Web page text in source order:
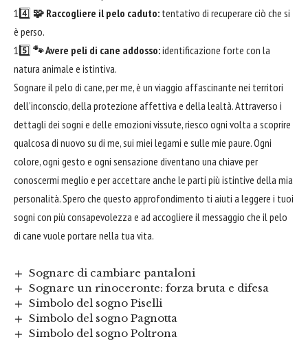
14️⃣ 🧩 Raccogliere il pelo caduto: tentativo di recuperare ciò che si
è perso.
15️⃣ 🐾 Avere peli di cane addosso:identificazione forte con la
natura animale e istintiva.
Sognare il pelo di cane, per me, è un viaggio affascinante nei territori
dell’inconscio, della protezione affettiva e della lealtà. Attraverso i
dettagli dei sogni e delle emozioni vissute, riesco ogni volta a scoprire
qualcosa di nuovo su di me, sui miei legami e sulle mie paure. Ogni
colore, ogni gesto e ogni sensazione diventano una chiave per
conoscermi meglio e per accettare anche le parti più istintive della mia
personalità. Spero che questo approfondimento ti aiuti a leggere i tuoi
sogni con più consapevolezza e ad accogliere il messaggio che il pelo
di cane vuole portare nella tua vita.
Sognare di cambiare pantaloni
Sognare un rinoceronte: forza bruta e difesa
Simbolo del sogno Piselli
Simbolo del sogno Pagnotta
Simbolo del sogno Poltrona